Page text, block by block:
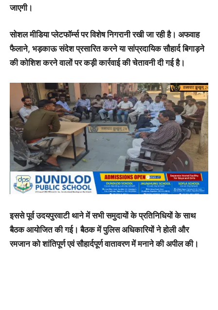
जाएगी।
सोशल मीडिया प्लेटफॉर्म्स पर विशेष निगरानी रखी जा रही है। अफवाह
फैलाने, भड़काऊ संदेश प्रसारित करने या सांप्रदायिक सौहार्द बिगाड़ने
की कोशिश करने वालों पर कड़ी कार्रवाई की चेतावनी दी गई है।
इससे पूर्व उदयपुरवाटी थाने में सभी समुदायों के प्रतिनिधियों के साथ
बैठक आयोजित की गई। बैठक में पुलिस अधिकारियों ने होली और
रमजान को शांतिपूर्ण एवं सौहार्दपूर्ण वातावरण में मनाने की अपील की।